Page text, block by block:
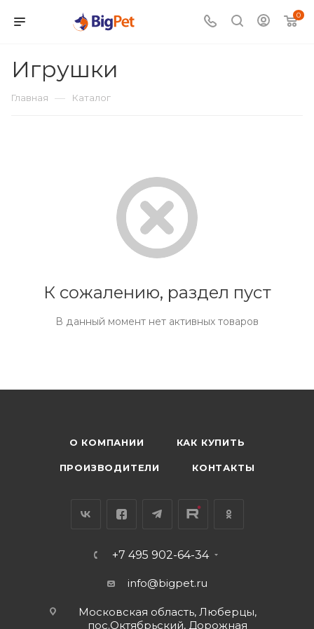
0
Игрушки
Главная — Каталог
К сожалению, раздел пуст
В данный момент нет активных товаров
О КОМПАНИИ КАК КУПИТЬ
ПРОИЗВОДИТЕЛИ КОНТАКТЫ
+7 495 902-64-34
info@bigpet.ru
Московская область, Люберцы,
пос.Октябрьский, Дорожная